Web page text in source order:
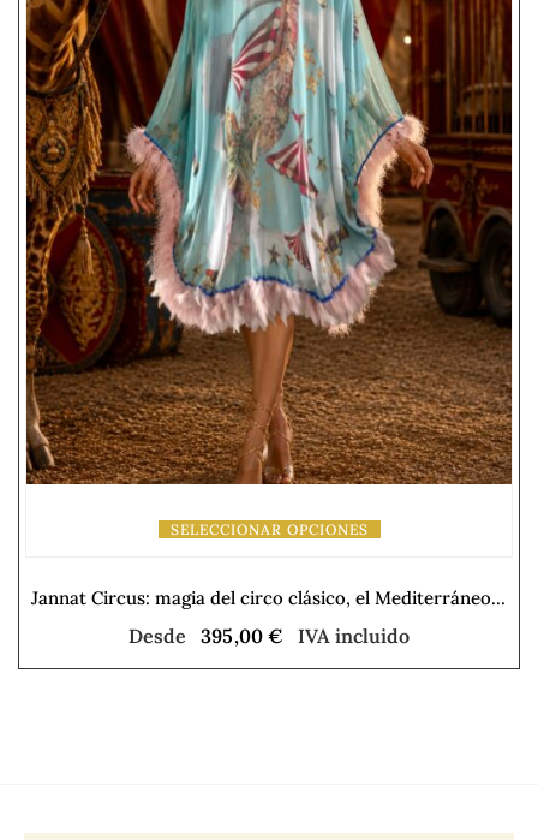
SELECCIONAR OPCIONES
Jannat Circus: magia del circo clásico, el Mediterráneo y la libertad de la imaginación
Desde 395,00 € IVA incluido